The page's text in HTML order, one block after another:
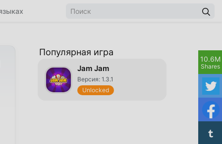
Популярная игра
Jam Jam
Версия: 1.3.1
Unlocked
10.6M
Shares